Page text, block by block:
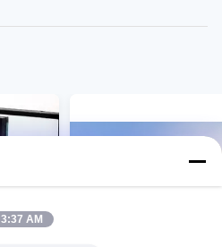
3:37 AM